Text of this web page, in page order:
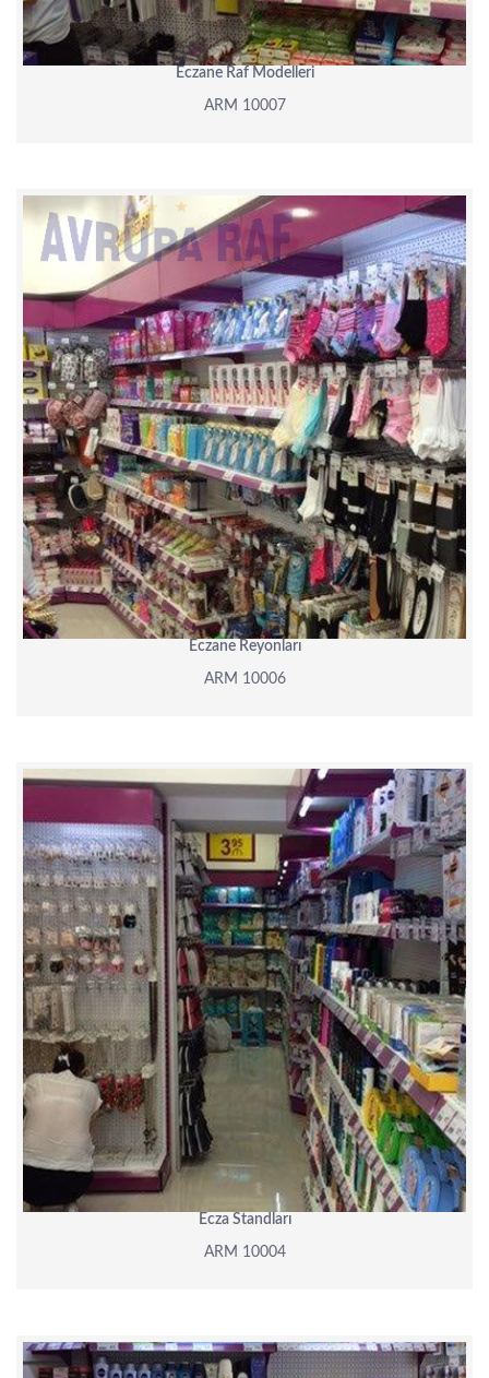
Eczane Raf Modelleri
ARM 10007
Eczane Reyonları
ARM 10006
Ecza Standları
ARM 10004